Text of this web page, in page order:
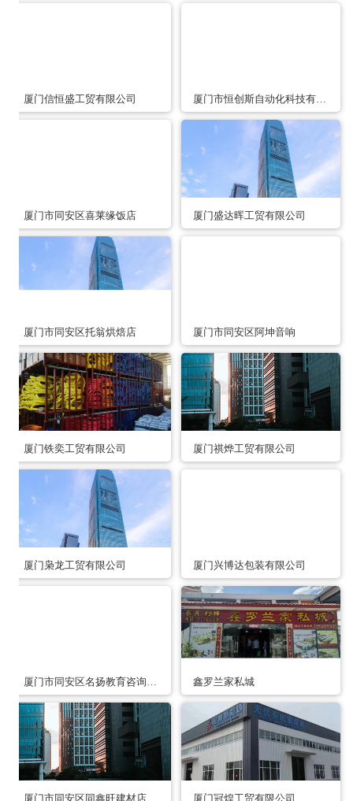
厦门信恒盛工贸有限公司
厦门市同安区喜莱缘饭店 厦门盛达晖工贸有限公司
厦门市同安区托翁烘焙店 厦门市同安区阿坤音响
厦门铁奕工贸有限公司 厦门祺烨工贸有限公司
厦门枭龙工贸有限公司 厦门兴博达包装有限公司
鑫罗兰家私城
厦门市同安区同鑫旺建材店 厦门冠煌工贸有限公司